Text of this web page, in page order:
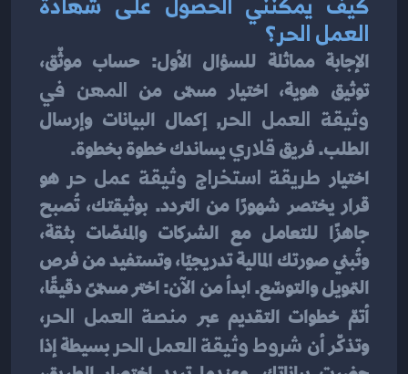
العمل الحر؟
توثيق هوية، اختيار مسمّى من
وثيقة العمل الحر
الطلب. فريق قلاري يساندك خطوة بخطوة.
اختيار طريقة استخراج وثيقة عمل حر
أتمّ خطوات التقديم عبر منصة العمل الحر
وتذكّر أن شروط وثيقة العمل الحر